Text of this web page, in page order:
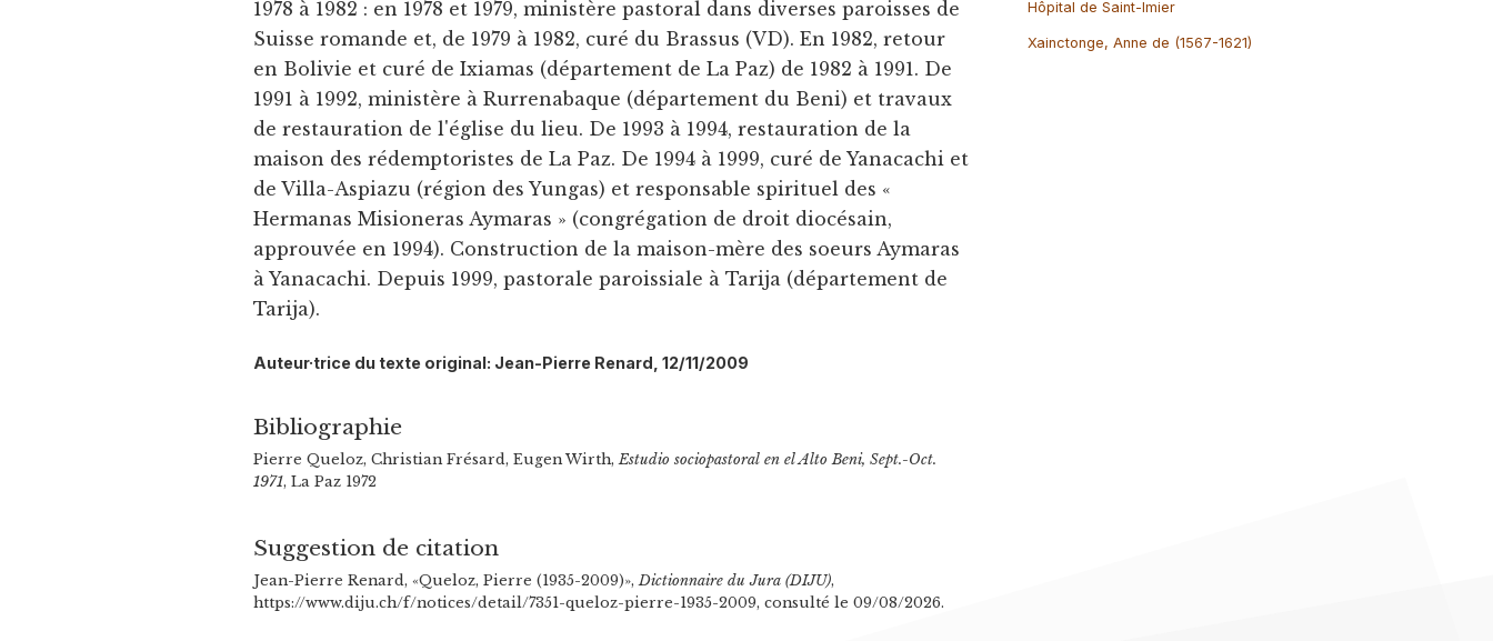
1978 à 1982 : en 1978 et 1979, ministère pastoral dans diverses paroisses de
Suisse romande et, de 1979 à 1982, curé du Brassus (VD). En 1982, retour
en Bolivie et curé de Ixiamas (département de La Paz) de 1982 à 1991. De
1991 à 1992, ministère à Rurrenabaque (département du Beni) et travaux
de restauration de l'église du lieu. De 1993 à 1994, restauration de la
maison des rédemptoristes de La Paz. De 1994 à 1999, curé de Yanacachi et
de Villa-Aspiazu (région des Yungas) et responsable spirituel des «
Hermanas Misioneras Aymaras » (congrégation de droit diocésain,
approuvée en 1994). Construction de la maison-mère des soeurs Aymaras
à Yanacachi. Depuis 1999, pastorale paroissiale à Tarija (département de
Tarija).
Auteur·trice du texte original: Jean-Pierre Renard, 12/11/2009
Bibliographie
Pierre Queloz, Christian Frésard, Eugen Wirth, Estudio sociopastoral en el Alto Beni, Sept.-Oct.
1971, La Paz 1972
Suggestion de citation
Jean-Pierre Renard, «Queloz, Pierre (1935-2009)»,Dictionnaire du Jura (DIJU),
https://www.diju.ch/f/notices/detail/7351-queloz-pierre-1935-2009, consulté le 09/08/2026.
Hôpital de Saint-Imier
Xainctonge, Anne de (1567-1621)